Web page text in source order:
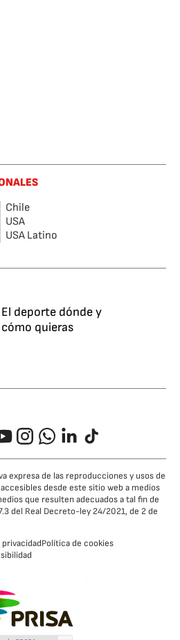
Chile
USA
USA Latino
El deporte dónde y
cómo quieras
InstagramWhatsappLinkedIn
TikTok
expresa de las reproducciones y usos de
desde este sitio web a medios
que resulten adecuados a tal fin de
del Real Decreto-ley 24/2021, de 2 de
Política de cookies